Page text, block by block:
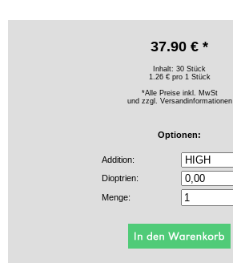
37.90 € *
Inhalt: 30 Stück
1.26 € pro 1 Stück
*Alle Preise inkl. MwSt
und zzgl. Versandinformationen
Optionen:
Addition:
Dioptrien:
Menge: